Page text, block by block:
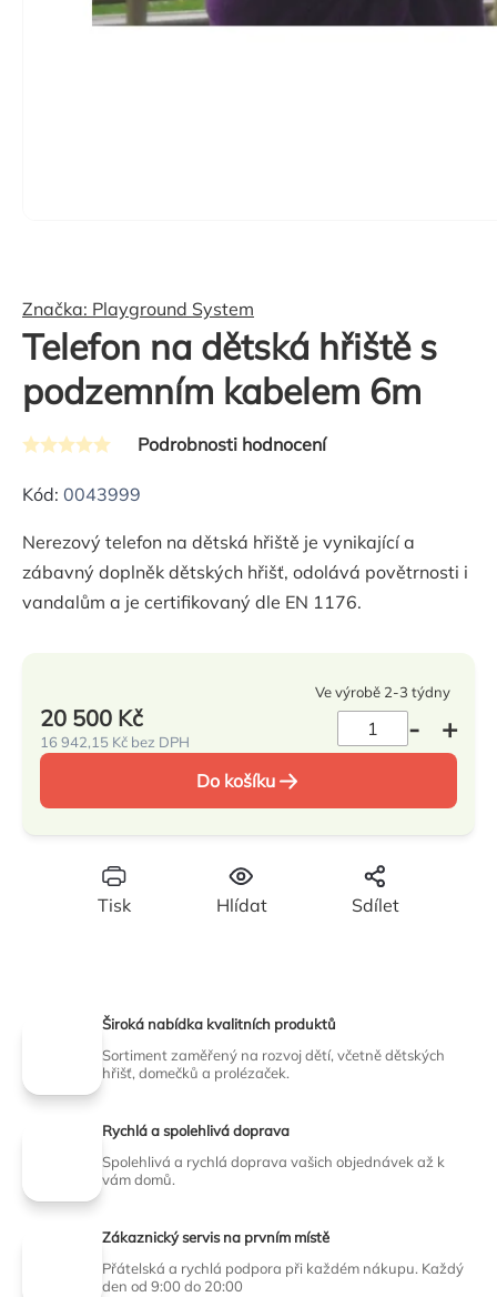
Telefon na dětská hřiště s
podzemním kabelem 6m
Průměrné
hodnocení
je
0,0
z
Podrobnosti hodnocení
Značka: Playground System
Kód: 0043999
Nerezový telefon na dětská hřiště je vynikající a
zábavný doplněk dětských hřišť, odolává povětrnosti i
vandalům a je certifikovaný dle EN 1176.
Tisk Hlídat Sdílet
Ve výrobě 2-3 týdny
20 500 Kč
16 942,15 Kč bez DPH
Měrná
cena:
Do košíku
Široká nabídka kvalitních produktů
Sortiment zaměřený na rozvoj dětí, včetně dětských
hřišť, domečků a prolézaček.
Rychlá a spolehlivá doprava
Spolehlivá a rychlá doprava vašich objednávek až k
vám domů.
Zákaznický servis na prvním místě
Přátelská a rychlá podpora při každém nákupu. Každý
den od 9:00 do 20:00